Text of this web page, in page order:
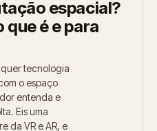
espacial?
que é e para
tecnologia
o espaço
entenda e
Eis uma
da VR e AR, e